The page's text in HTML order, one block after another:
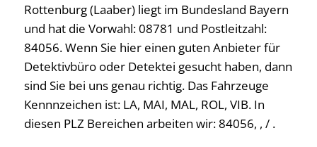
Rottenburg (Laaber) liegt im Bundesland Bayern
und hat die Vorwahl: 08781 und Postleitzahl:
84056. Wenn Sie hier einen guten Anbieter für
Detektivbüro oder Detektei gesucht haben, dann
sind Sie bei uns genau richtig. Das Fahrzeuge
Kennnzeichen ist: LA, MAI, MAL, ROL, VIB. In
diesen PLZ Bereichen arbeiten wir: 84056, , / .